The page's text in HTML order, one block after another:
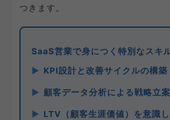
つきます。
SaaS営業で身につく特別なスキ
KPI設計と改善サイクルの構築
顧客データ分析による戦略立案
LTV（顧客生涯価値）を意識